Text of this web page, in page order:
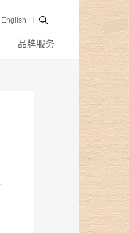
English
品牌服务